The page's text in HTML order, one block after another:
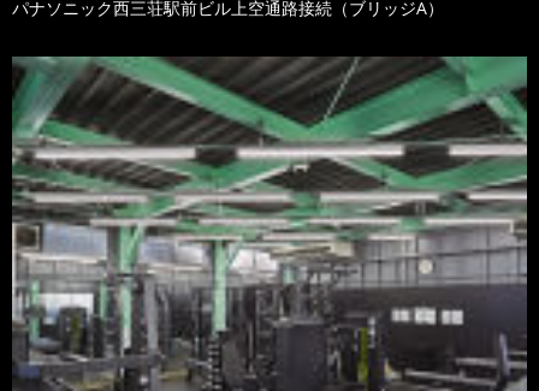
パナソニック西三荘駅前ビル上空通路接続（ブリッジA）